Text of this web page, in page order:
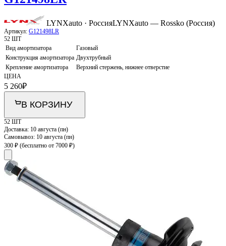
LYNXauto · РоссияLYNXauto — Rossko (Россия)
Артикул: G121498LR
52 ШТ
Вид амортизатора
Газовый
Конструкция амортизатора Двухтрубный
Крепление амортизатора
Верхний стержень, нижнее отверстие
ЦЕНА
5 260₽
В КОРЗИНУ
52 ШТ
Доставка: 10 августа (пн)
Самовывоз: 10 августа (пн)
300 ₽ (бесплатно от 7000 ₽)